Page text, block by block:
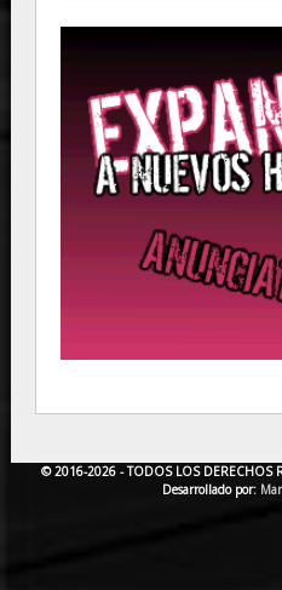
© 2016-2026 - TODOS LOS DERECHOS
Desarrollado por: